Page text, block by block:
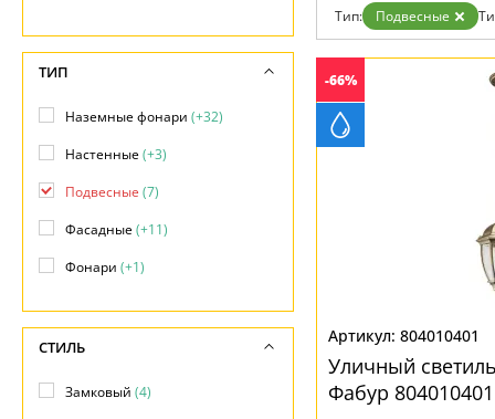
Установка
Дизайнерам
Контакты
Тип: Подвесные
-66%
804010401
Уличный
Фабур 804010401
ТИП
Наземные фонари (+32)
Настенные(+3)
Подвесные (7)
Фасадные(+11)
Фонари (+1)
СТИЛЬ
Замковый (4)